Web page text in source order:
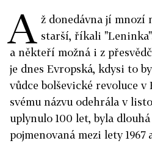
A ž donedávna jí mnozí
starší, říkali
a někteří možná i z
je dnes Evropská, kdysi to
vůdce bolševické revoluce v
svému názvu odehrála v
uplynulo 100 let, byla
pojmenovaná mezi lety 1967 a